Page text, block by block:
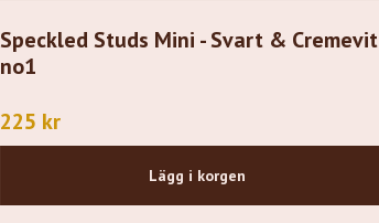
Speckled Studs Mini - Svart & Cremevit
no1
225 kr
Lägg i korgen